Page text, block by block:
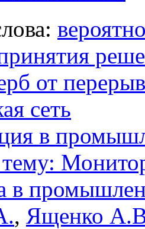
от
сеть
в
в
, Ященко